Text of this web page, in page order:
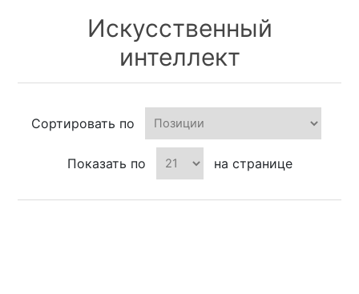
Искусственный
интеллект
Сортировать по
Показать по на странице